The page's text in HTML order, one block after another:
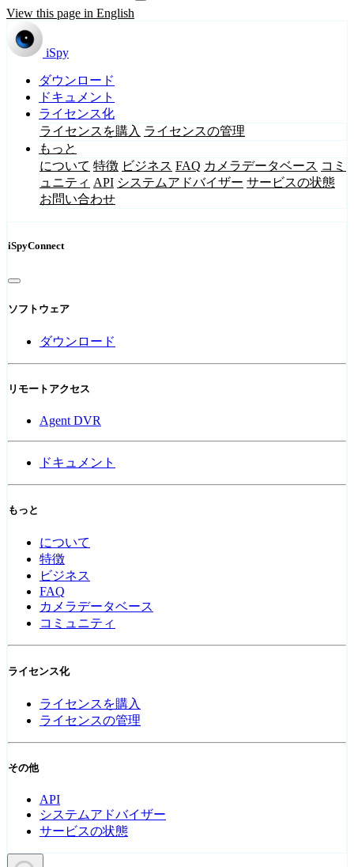
View this page in English
iSpy
ダウンロード
ドキュメント
ライセンス化
ライセンスを購入 ライセンスの管理
もっと
について 特徴 ビジネス FAQ カメラデータベース コミ
ュニティ API システムアドバイザー サービスの状態
お問い合わせ
iSpyConnect
ソフトウェア
ダウンロード
リモートアクセス
Agent DVR
ドキュメント
もっと
について
特徴
ビジネス
FAQ
カメラデータベース
コミュニティ
ライセンス化
ライセンスを購入
ライセンスの管理
その他
API
システムアドバイザー
サービスの状態